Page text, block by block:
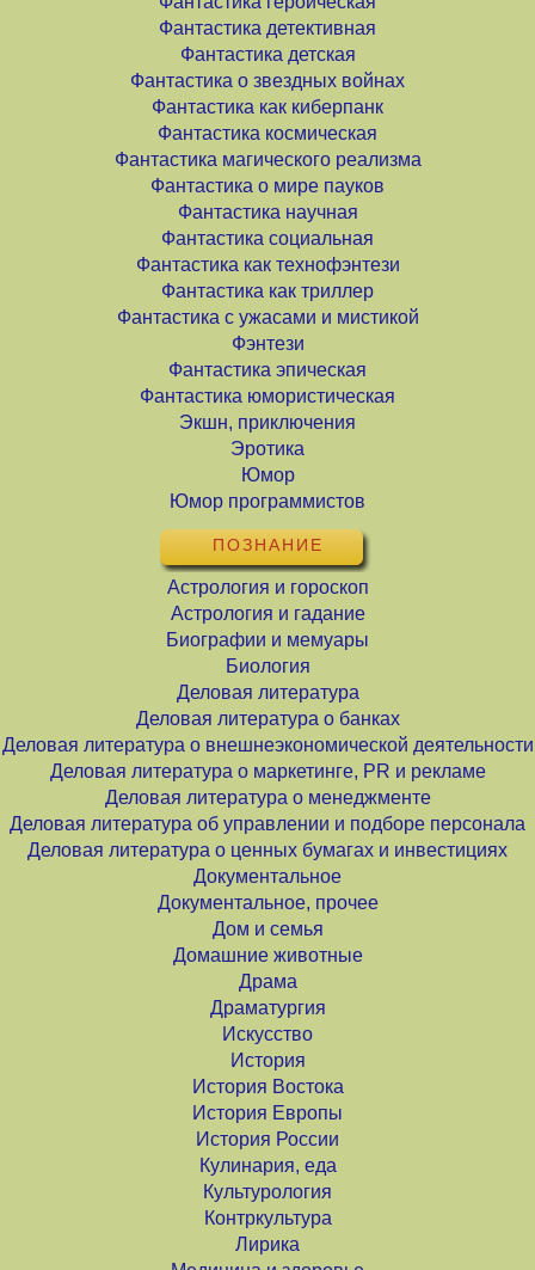
Фантастика детективная
Фантастика детская
Фантастика о звездных войнах
Фантастика как киберпанк
Фантастика космическая
Фантастика магического реализма
Фантастика о мире пауков
Фантастика научная
Фантастика социальная
Фантастика как технофэнтези
Фантастика как триллер
Фантастика с ужасами и мистикой
Фэнтези
Фантастика эпическая
Фантастика юмористическая
Экшн, приключения
Эротика
Юмор
Юмор программистов
ПОЗНАНИЕ
Астрология и гороскоп
Астрология и гадание
Биографии и мемуары
Биология
Деловая литература
Деловая литература о банках
Деловая литература о внешнеэкономической деятельности
Деловая литература о маркетинге, PR и рекламе
Деловая литература о менеджменте
Деловая литература об управлении и подборе персонала
Деловая литература о ценных бумагах и инвестициях
Документальное
Документальное, прочее
Дом и семья
Домашние животные
Драма
Драматургия
Искусство
История
История Востока
История Европы
История России
Кулинария, еда
Культурология
Контркультура
Лирика